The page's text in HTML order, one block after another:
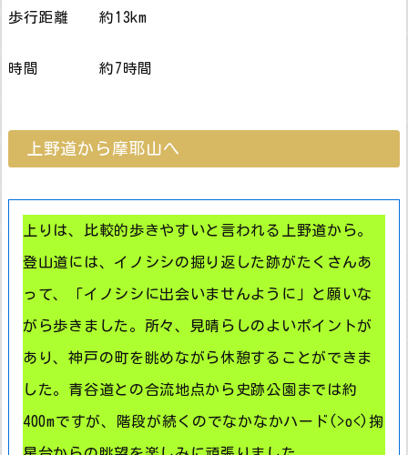
歩行距離 約13km
時間 約7時間
上野道から摩耶山へ
上りは、比較的歩きやすいと言われる上野道から。
登山道には、イノシシの掘り返した跡がたくさんあ
って、「イノシシに出会いませんように」と願いな
がら歩きました。所々、見晴らしのよいポイントが
あり、神戸の町を眺めながら休憩することができま
した。青谷道との合流地点から史跡公園までは約
400mですが、階段が続くのでなかなかハード(>o<)掬